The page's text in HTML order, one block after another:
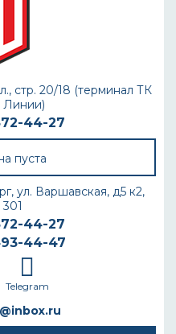
стр. 20/18 (терминал ТК
Линии)
44-27
пуста
ул. Варшавская, д5 к2,
44-27
44-47
Telegram